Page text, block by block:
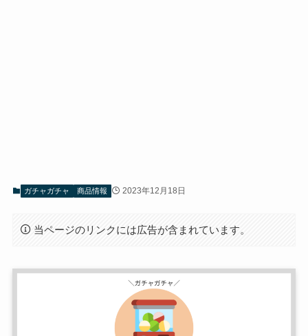
ガチャガチャ 商品情報 2023年12月18日
当ページのリンクには広告が含まれています。